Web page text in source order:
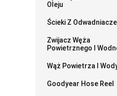
Oleju
Ścieki Z
Zwijacz Węża
Powietrznego I
Wąż Powietrza I
Goodyear Hose Reel